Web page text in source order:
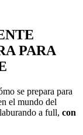
PARA
se prepara para
el mundo del
a full, con